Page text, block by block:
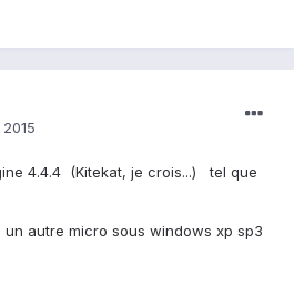
4.4.4 (Kitekat, je crois...) tel que
autre micro sous windows xp sp3